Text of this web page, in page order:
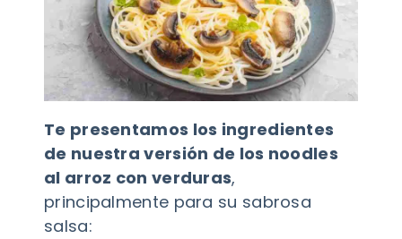
Te presentamos los ingredientes
de nuestra versión de los noodles
al arroz con verduras,
principalmente para su sabrosa
salsa: